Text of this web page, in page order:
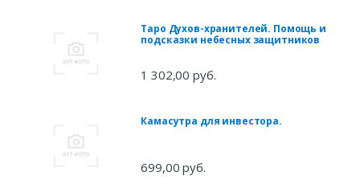
Таро Духов-хранителей. Помощь и
подсказки небесных защитников
1 302,00 руб.
Камасутра для инвестора.
699,00 руб.